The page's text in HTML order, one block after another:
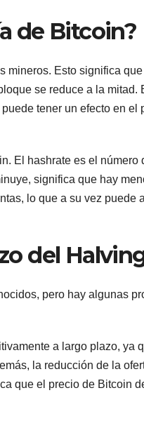
de Bitcoin?
mineros. Esto significa
se reduce a la mitad.
tener un efecto en el
El hashrate es el número
significa que hay
lo que a su vez puede
del
pero hay algunas
a largo plazo, ya
la reducción de la
que el precio de Bitcoin